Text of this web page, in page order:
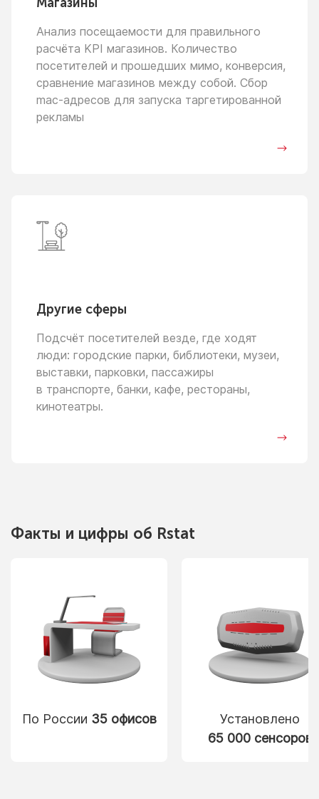
Анализ посещаемости для правильного
расчёта KPI магазинов. Количество
посетителей и прошедших мимо, конверсия,
сравнение магазинов между собой. Сбор
mac-адресов для запуска таргетированной
рекламы
Другие сферы
Подсчёт посетителей везде, где ходят
люди: городские парки, библиотеки, музеи,
выставки, парковки, пассажиры
в транспорте, банки, кафе, рестораны,
кинотеатры.
Факты и цифры об Rstat
По России 35 офисов
Установлено
65 000 сенсоров